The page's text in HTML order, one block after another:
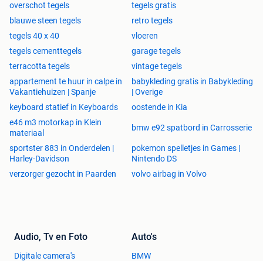
overschot tegels
tegels gratis
blauwe steen tegels
retro tegels
tegels 40 x 40
vloeren
tegels cementtegels
garage tegels
terracotta tegels
vintage tegels
appartement te huur in calpe in
Vakantiehuizen | Spanje
babykleding gratis in Babykleding
| Overige
keyboard statief in Keyboards
oostende in Kia
e46 m3 motorkap in Klein
materiaal
bmw e92 spatbord in Carrosserie
sportster 883 in Onderdelen |
Harley-Davidson
pokemon spelletjes in Games |
Nintendo DS
verzorger gezocht in Paarden
volvo airbag in Volvo
Audio, Tv en Foto
Digitale camera's
Auto's
BMW